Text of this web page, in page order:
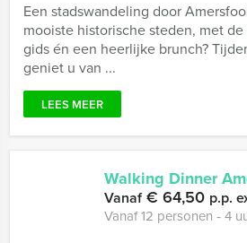
Een stadswandeling door
mooiste historische steden, met
gids én een heerlijke brunch?
geniet u van ...
LEES MEER
Walking Dinner
Vanaf€ 64,50 p.p.
Vanaf 12 personen ‐ 4